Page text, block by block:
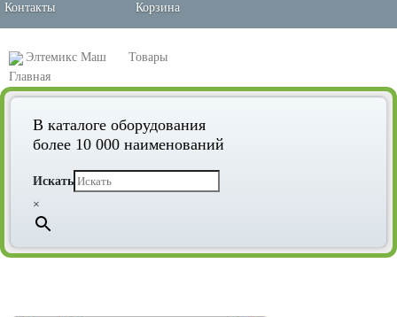
Контакты
Корзина
Элтемикс Маш Товары
Оборудование для переработки зерновых и производства кормов
Зернодробилки (измельчители зерна, сена и гранул)
Измельчители гранул, марка ИГВ-3
В каталоге оборудования
более 10 000 наименований
Искать
×